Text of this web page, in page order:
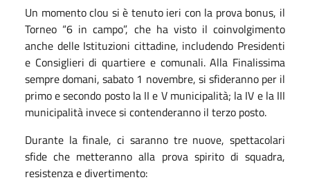
Un momento clou si è tenuto ieri con la prova bonus, il
Torneo “6 in campo”, che ha visto il coinvolgimento
anche delle Istituzioni cittadine, includendo Presidenti
e Consiglieri di quartiere e comunali. Alla Finalissima
sempre domani, sabato 1 novembre, si sfideranno per il
primo e secondo posto la II e V municipalità; la IV e la III
municipalità invece si contenderanno il terzo posto.
Durante la finale, ci saranno tre nuove, spettacolari
sfide che metteranno alla prova spirito di squadra,
resistenza e divertimento: